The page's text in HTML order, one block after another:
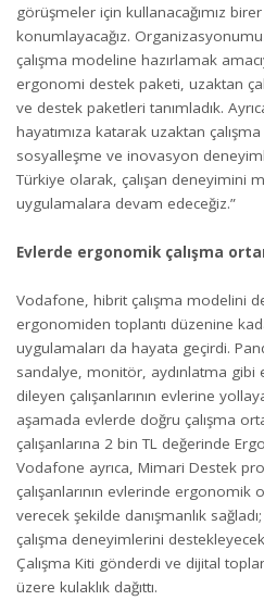
görüşmeler için kullanacağımız
konumlayacağız.
çalışma modeline hazırlamak
ergonomi destek paketi, uzaktan
ve destek paketleri tanımladık.
hayatımıza katarak uzaktan
sosyalleşme ve inovasyon
Türkiye olarak, çalışan deneyimini
uygulamalara devam edeceğiz.”
Evlerde ergonomik çalışma
Vodafone, hibrit çalışma modelini
ergonomiden toplantı düzenine
uygulamaları da hayata geçirdi.
sandalye, monitör, aydınlatma gibi
dileyen çalışanlarının evlerine
aşamada evlerde doğru çalışma
çalışanlarına 2 bin TL değerinde
Vodafone ayrıca, Mimari Destek
çalışanlarının evlerinde ergonomik
verecek şekilde danışmanlık
çalışma deneyimlerini
Çalışma Kiti gönderdi ve dijital
üzere kulaklık dağıttı.